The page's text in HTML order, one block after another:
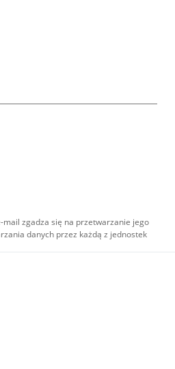
zgadza się na przetwarzanie jego
danych przez każdą z jednostek